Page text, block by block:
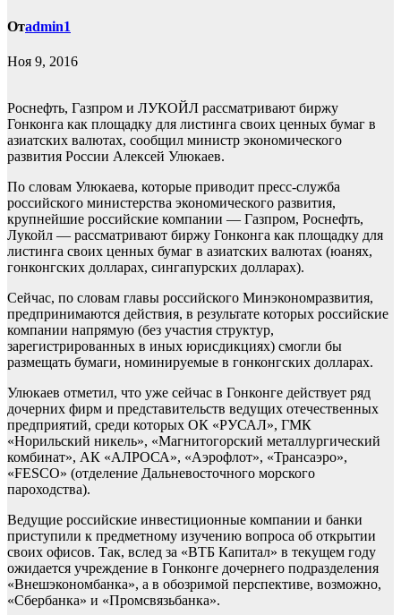
Отadmin1
Ноя 9, 2016
Роснефть, Газпром и ЛУКОЙЛ рассматривают биржу
Гонконга как площадку для листинга своих ценных бумаг в
азиатских валютах, сообщил министр экономического
развития России Алексей Улюкаев.
По словам Улюкаева, которые приводит пресс-служба
российского министерства экономического развития,
крупнейшие российские компании — Газпром, Роснефть,
Лукойл — рассматривают биржу Гонконга как площадку для
листинга своих ценных бумаг в азиатских валютах (юанях,
гонконгских долларах, сингапурских долларах).
Сейчас, по словам главы российского Минэкономразвития,
предпринимаются действия, в результате которых российские
компании напрямую (без участия структур,
зарегистрированных в иных юрисдикциях) смогли бы
размещать бумаги, номинируемые в гонконгских долларах.
Улюкаев отметил, что уже сейчас в Гонконге действует ряд
дочерних фирм и представительств ведущих отечественных
предприятий, среди которых ОК «РУСАЛ», ГМК
«Норильский никель», «Магнитогорский металлургический
комбинат», АК «АЛРОСА», «Аэрофлот», «Трансаэро»,
«FESCO» (отделение Дальневосточного морского
пароходства).
Ведущие российские инвестиционные компании и банки
приступили к предметному изучению вопроса об открытии
своих офисов. Так, вслед за «ВТБ Капитал» в текущем году
ожидается учреждение в Гонконге дочернего подразделения
«Внешэкономбанка», а в обозримой перспективе, возможно,
«Сбербанка» и «Промсвязьбанка».